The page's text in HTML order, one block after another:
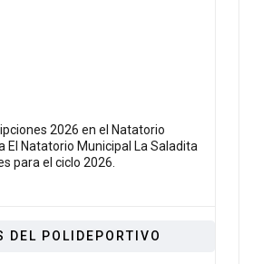
2026 en el Natatorio
El Natatorio Municipal La Saladita
para el ciclo 2026.
DEL POLIDEPORTIVO